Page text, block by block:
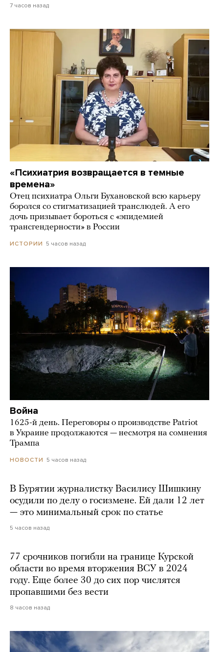
7 часов назад
«Психиатрия возвращается в темные
времена»
Отец психиатра Ольги Бухановской всю карьеру
боролся со стигматизацией транслюдей. А его
дочь призывает бороться с «эпидемией
трансгендерности» в России
ИСТОРИИ 5 часов назад
Война
1625-й день. Переговоры о производстве Patriot
в Украине продолжаются — несмотря на сомнения
Трампа
НОВОСТИ 5 часов назад
В Бурятии журналистку Василису Шишкину
осудили по делу о госизмене. Ей дали 12 лет
— это минимальный срок по статье
5 часов назад
77 срочников погибли на границе Курской
области во время вторжения ВСУ в 2024
году. Еще более 30 до сих пор числятся
пропавшими без вести
8 часов назад